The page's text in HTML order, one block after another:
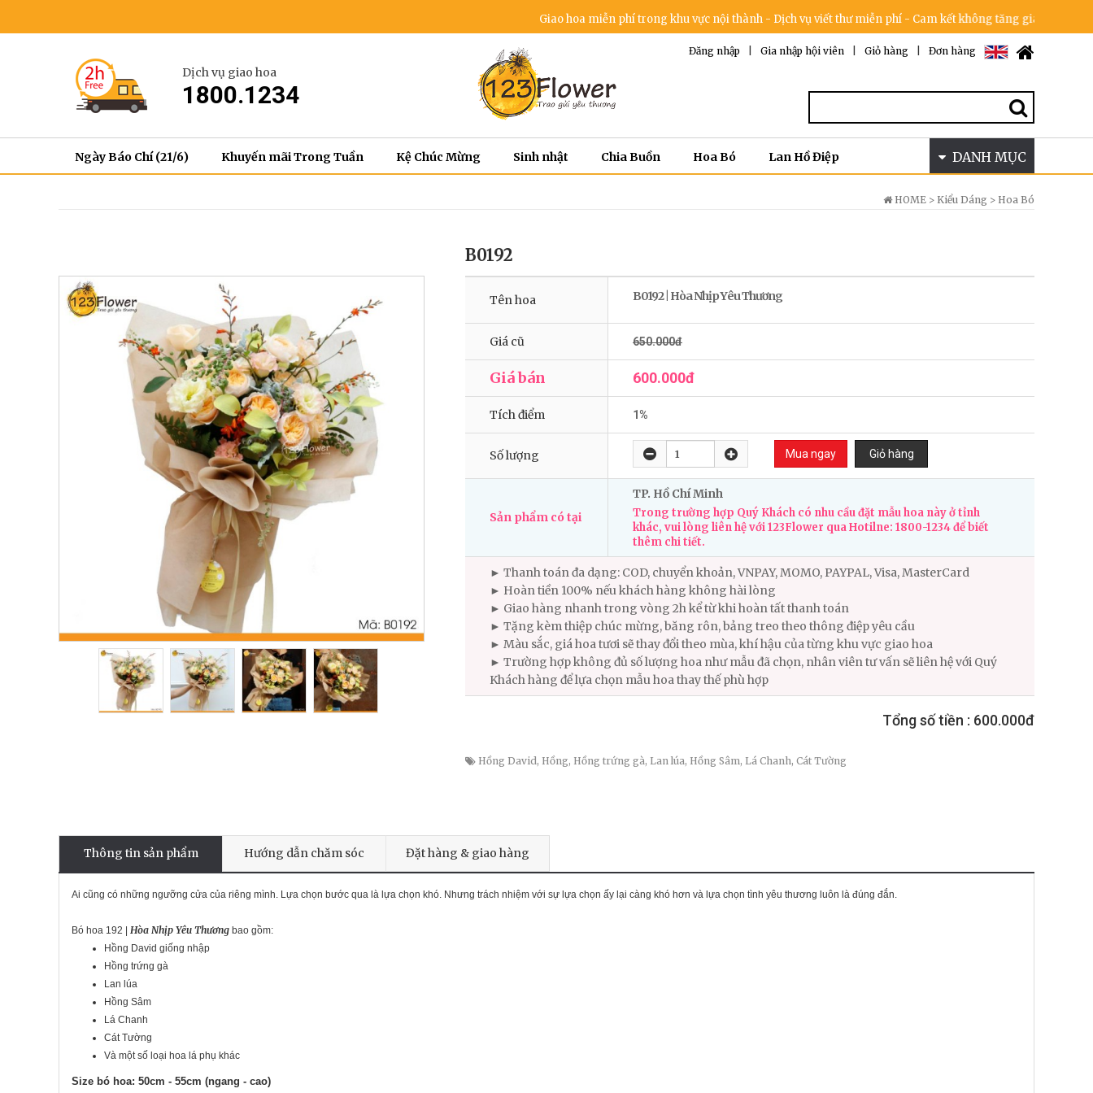
Giao hoa miễn phí trong khu vực nội thành - Dịch vụ viết thư miễn phí - Cam kết không tăng giá trong dịp lễ & 100%
Dịch vụ giao hoa
1800.1234
Đơn hàng
Giỏ hàng
Gia nhập hội viên
Đăng nhập
Ngày Báo Chí (21/6) Khuyến mãi Trong Tuần Kệ Chúc Mừng Sinh nhật Chia Buồn Hoa Bó Lan Hồ Điệp DANH MỤC
HOME > Kiểu Dáng > Hoa Bó
B0192
Tên hoa B0192 | Hòa Nhịp Yêu Thương
Giá cũ 650.000đ
Giá bán 600.000đ
Tích điểm 1%
Số lượng
Sản phẩm có tại
TP. Hồ Chí Minh
Trong trường hợp Quý Khách có nhu cầu đặt mẫu hoa này ở tỉnh
khác, vui lòng liên hệ với 123Flower qua Hotilne: 1800-1234 để biết
thêm chi tiết.
► Thanh toán đa dạng: COD, chuyển khoản, VNPAY, MOMO, PAYPAL, Visa, MasterCard
► Hoàn tiền 100% nếu khách hàng không hài lòng
► Giao hàng nhanh trong vòng 2h kể từ khi hoàn tất thanh toán
► Tặng kèm thiệp chúc mừng, băng rôn, bảng treo theo thông điệp yêu cầu
► Màu sắc, giá hoa tươi sẽ thay đổi theo mùa, khí hậu của từng khu vực giao hoa
► Trường hợp không đủ số lượng hoa như mẫu đã chọn, nhân viên tư vấn sẽ liên hệ với Quý
Khách hàng để lựa chọn mẫu hoa thay thế phù hợp
Tổng số tiền : 600.000đ
Hồng David, Hồng, Hồng trứng gà, Lan lúa, Hồng Sâm, Lá Chanh, Cát Tường
Thông tin sản phẩm Hướng dẫn chăm sóc Đặt hàng & giao hàng
Ai cũng có những ngưỡng cửa của riêng mình. Lựa chọn bước qua là lựa chọn khó. Nhưng trách nhiệm với sự lựa chọn ấy lại càng khó hơn và lựa chọn tình yêu thương luôn là đúng đắn.
Bó hoa 192 | Hòa Nhịp Yêu Thương bao gồm:
Hồng David giống nhập
Hồng trứng gà
Lan lúa
Hồng Sâm
Lá Chanh
Cát Tường
Và một số loại hoa lá phụ khác
​Size bó hoa: 50cm - 55cm (ngang - cao)